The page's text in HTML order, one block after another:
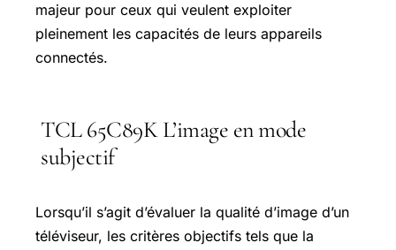
majeur pour ceux qui veulent exploiter
pleinement les capacités de leurs appareils
connectés.
TCL 65C89K L’image en mode
subjectif
Lorsqu’il s’agit d’évaluer la qualité d’image d’un
téléviseur, les critères objectifs tels que la